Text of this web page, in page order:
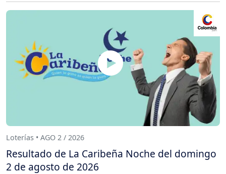
Loterías • AGO 2 / 2026
Resultado de La Caribeña Noche del domingo
2 de agosto de 2026